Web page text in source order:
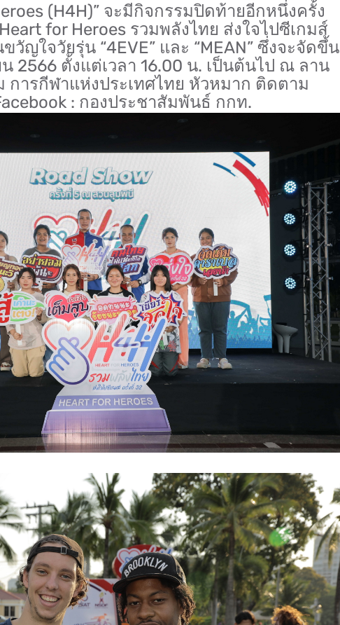
(H4H)” จะมีกิจกรรมปิดท้ายอีกหนึ่งครั้ง
for Heroes รวมพลังไทย ส่งใจไปซีเกมส์
วัญใจวัยรุ่น “4EVE” และ “MEAN” ซึ่งจะจัดขึ้น
2566 ตั้งแต่เวลา 16.00 น. เป็นต้นไป ณ ลาน
การกีฬาแห่งประเทศไทย หัวหมาก ติดตาม
: กองประชาสัมพันธ์ กกท.